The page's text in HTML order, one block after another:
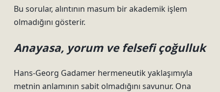
Bu sorular, alıntının masum bir akademik işlem
olmadığını gösterir.
Anayasa, yorum ve felsefi çoğulluk
Hans-Georg Gadamer hermeneutik yaklaşımıyla
metnin anlamının sabit olmadığını savunur. Ona